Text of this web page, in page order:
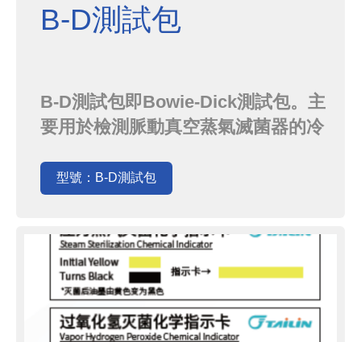
B-D測試包
B-D測試包即Bowie-Dick測試包。主
要用於檢測脈動真空蒸氣滅菌器的冷
觀察B-D測試包中的測試紙是否變色
均於來判斷滅菌器性能是否達標。
型號：B-D測試包